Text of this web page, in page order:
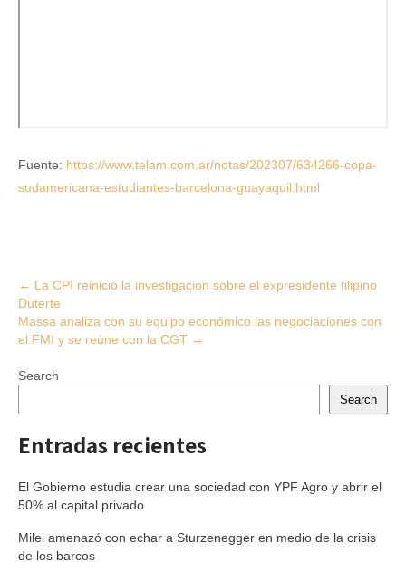
Fuente: https://www.telam.com.ar/notas/202307/634266-copa-
sudamericana-estudiantes-barcelona-guayaquil.html
Post
navigation
← La CPI reinició la investigación sobre el expresidente filipino
Duterte
Massa analiza con su equipo económico las negociaciones con
el FMI y se reúne con la CGT →
Search
Search
Entradas recientes
El Gobierno estudia crear una sociedad con YPF Agro y abrir el
50% al capital privado
Milei amenazó con echar a Sturzenegger en medio de la crisis
de los barcos